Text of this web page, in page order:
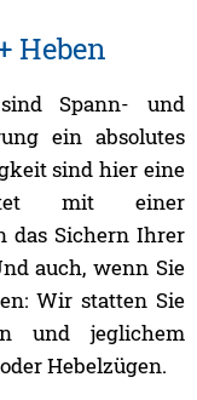
Heben
Spann- und
ein absolutes
sind hier eine
mit einer
das Sichern Ihrer
auch, wenn Sie
Wir statten Sie
und jeglichem
Hebelzügen.